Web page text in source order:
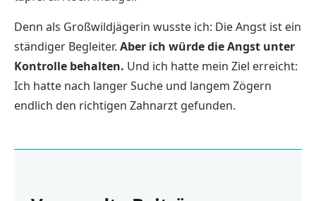
Denn als Großwildjägerin wusste ich: Die Angst ist ein
ständiger Begleiter. Aber ich würde die Angst unter
Kontrolle behalten. Und ich hatte mein Ziel erreicht:
Ich hatte nach langer Suche und langem Zögern
endlich den richtigen Zahnarzt gefunden.